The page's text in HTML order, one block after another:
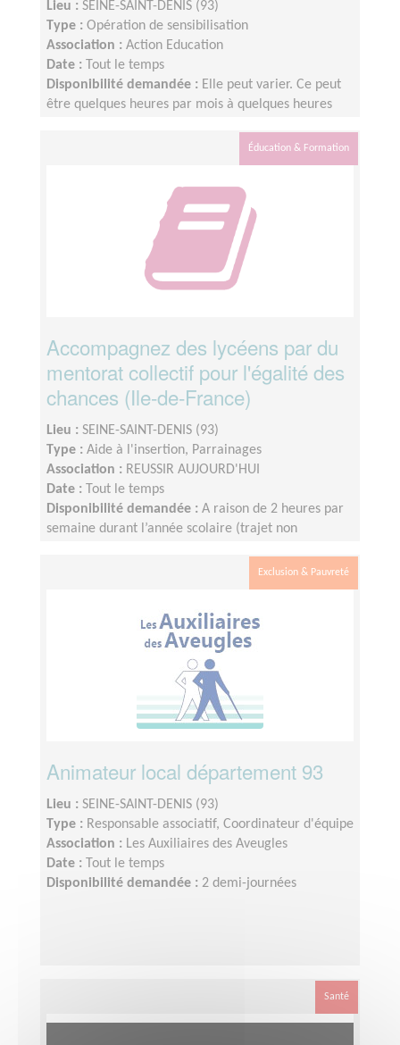
Lieu : SEINE-SAINT-DENIS (93)
Type : Opération de sensibilisation
Association : Action Education
Date :
Tout le temps
Disponibilité demandée : Elle peut varier. Ce peut
être quelques heures par mois à quelques heures
Éducation & Formation
Accompagnez des lycéens par du
mentorat collectif pour l'égalité des
chances (Ile-de-France)
Lieu : SEINE-SAINT-DENIS (93)
Type : Aide à l'insertion, Parrainages
Association : REUSSIR AUJOURD'HUI
Date :
Tout le temps
Disponibilité demandée : A raison de 2 heures par
semaine durant l’année scolaire (trajet non
Nous fonctionnons sur le calendrier scolaire, vos
Exclusion & Pauvreté
Animateur local département 93
Lieu : SEINE-SAINT-DENIS (93)
Type : Responsable associatif, Coordinateur d'équipe
Association : Les Auxiliaires des Aveugles
Date :
Tout le temps
Disponibilité demandée : 2 demi-journées
Santé